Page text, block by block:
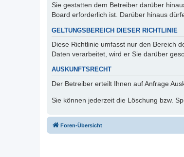
Sie gestatten dem Betreiber darüber
Board erforderlich ist. Darüber hinaus
GELTUNGSBEREICH DIESER RICHTLINIE
Diese Richtlinie umfasst nur den Bereich
Daten verarbeitet, wird er Sie darüber
AUSKUNFTSRECHT
Der Betreiber erteilt Ihnen auf Anfrage
Sie können jederzeit die Löschung bzw.
Foren-Übersicht